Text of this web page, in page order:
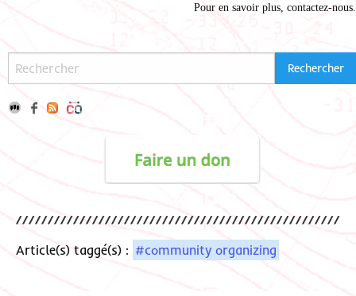
Pour en savoir plus, contactez-nous
Article(s) taggé(s) : #community organizing